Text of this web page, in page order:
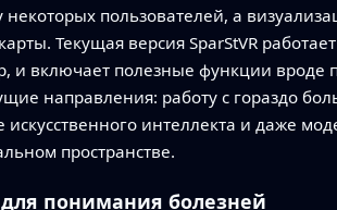
некоторых пользователей, а
Текущая версия SparStVR
и включает полезные функции вроде
направления: работу с гораздо
интеллекта и даже
пространстве.
понимания болезней